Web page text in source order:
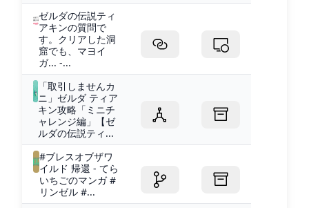
ゼルダの伝説ティ
アキンの質問で
す。クリアした洞
窟でも、マヨイ
ガ... -...
「取引しませんカ
ニ」ゼルダ ティア
キン攻略「ミニチ
ャレンジ編」【ゼ
ルダの伝説ティ...
#ブレスオブザワ
イルド 帰還 - てら
いちごのマンガ #
リンゼル #...